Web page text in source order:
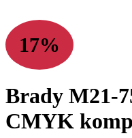
17%
Brady M21-
CMYK